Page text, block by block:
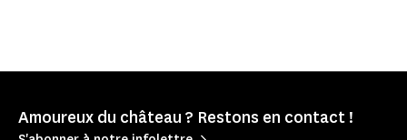
Amoureux du château ? Restons en contact !